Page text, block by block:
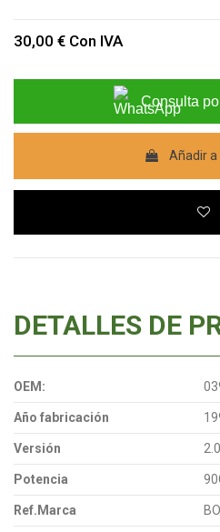
30,00 € Con IVA
Consulta
Añadir a
DETALLES DE
OEM:
Año fabricación
Versión
Potencia
Ref.Marca